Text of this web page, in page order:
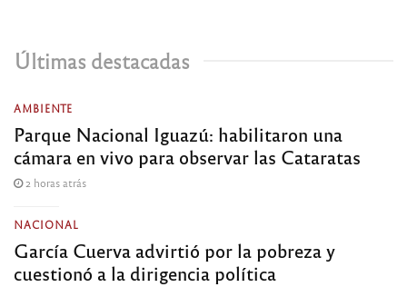
Últimas destacadas
AMBIENTE
Parque Nacional Iguazú: habilitaron una
cámara en vivo para observar las Cataratas
2 horas atrás
NACIONAL
García Cuerva advirtió por la pobreza y
cuestionó a la dirigencia política